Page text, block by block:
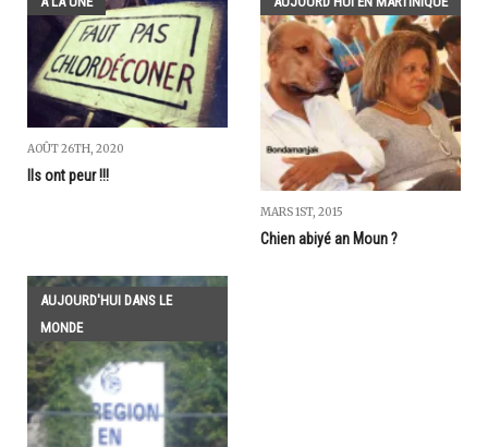
AOÛT 26TH, 2020
Ils ont peur !!!
MARS 1ST, 2015
Chien abiyé an Moun ?
AUJOURD'HUI DANS LE
MONDE